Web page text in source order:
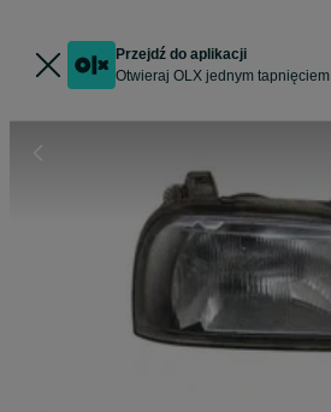
Przejdź do aplikacji
Otwieraj OLX jednym tapnięciem